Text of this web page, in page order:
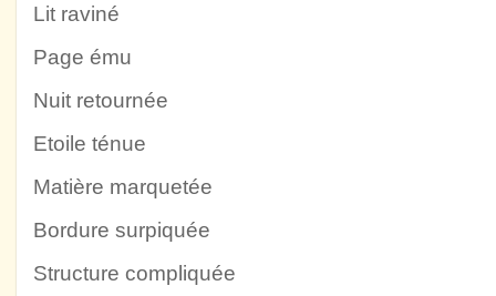
Lit raviné
Page ému
Nuit retournée
Etoile ténue
Matière marquetée
Bordure surpiquée
Structure compliquée